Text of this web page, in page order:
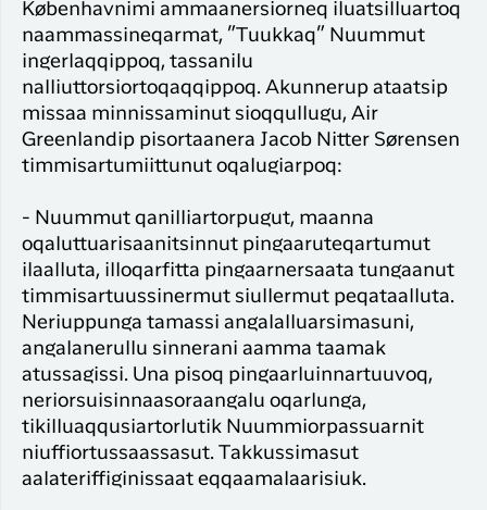
Københavnimi ammaanersiorneq iluatsilluartoq
naammassineqarmat, ”Tuukkaq” Nuummut
ingerlaqqippoq, tassanilu
nalliuttorsiortoqaqqippoq. Akunnerup ataatsip
missaa minnissaminut sioqqullugu, Air
Greenlandip pisortaanera Jacob Nitter Sørensen
timmisartumiittunut oqalugiarpoq:
- Nuummut qanilliartorpugut, maanna
oqaluttuarisaanitsinnut pingaaruteqartumut
ilaalluta, illoqarfitta pingaarnersaata tungaanut
timmisartuussinermut siullermut peqataalluta.
Neriuppunga tamassi angalalluarsimasuni,
angalanerullu sinnerani aamma taamak
atussagissi. Una pisoq pingaarluinnartuuvoq,
neriorsuisinnaasoraangalu oqarlunga,
tikilluaqqusiartorlutik Nuummiorpassuarnit
niuffiortussaassasut. Takkussimasut
aalateriffiginissaat eqqaamalaarisiuk.